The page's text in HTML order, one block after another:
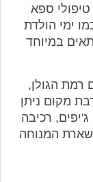
ספא
ימי הולדת
במיוחד
רמת הגולן,
מקום ניתן
רכיבה
המנוחה